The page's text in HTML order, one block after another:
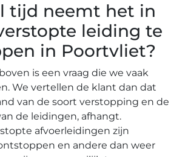
tijd neemt het in
leiding te
in Poortvliet?
is een vraag die we vaak
We vertellen de klant dan dat
van de soort verstopping en de
de leidingen, afhangt.
afvoerleidingen zijn
en andere dan weer